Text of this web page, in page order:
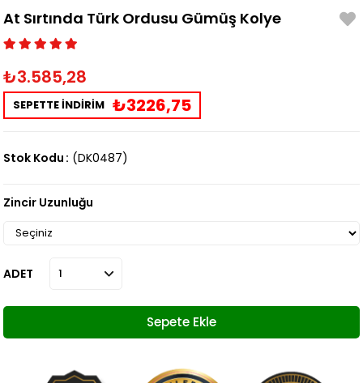
At Sırtında Türk Ordusu Gümüş Kolye
₺3.585,28
SEPETTE İNDİRİM ₺3226,75
Stok Kodu (DK0487)
Zincir Uzunluğu
ADET